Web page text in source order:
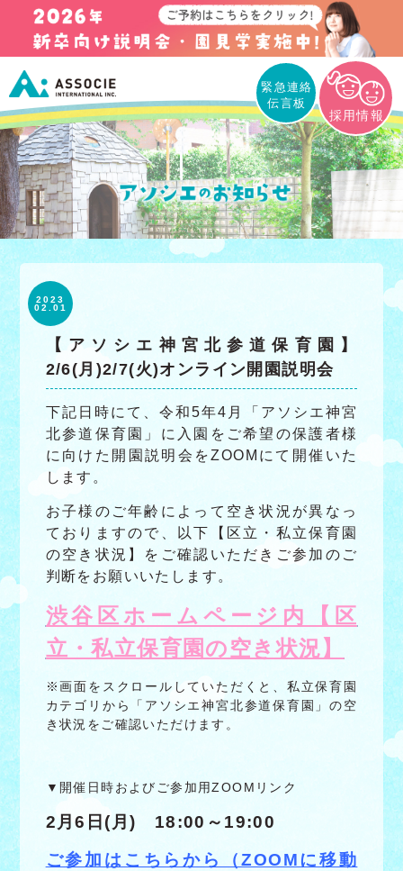
採用情報
緊急連絡
伝言板
2023
02.01
【アソシエ神宮北参道保育園】
2/6(月)2/7(火)オンライン開園説明会
下記日時にて、令和5年4月「アソシエ神宮
北参道保育園」に入園をご希望の保護者様
に向けた開園説明会をZOOMにて開催いた
します。
お子様のご年齢によって空き状況が異なっ
ておりますので、以下【区立・私立保育園
の空き状況】をご確認いただきご参加のご
判断をお願いいたします。
渋谷区ホームページ内【区
立・私立保育園の空き状況】
※画面をスクロールしていただくと、私立保育園
カテゴリから「アソシエ神宮北参道保育園」の空
き状況をご確認いただけます。
▼開催日時およびご参加用ZOOMリンク
2月6日(月) 18:00～19:00
ご参加はこちらから（ZOOMに移動